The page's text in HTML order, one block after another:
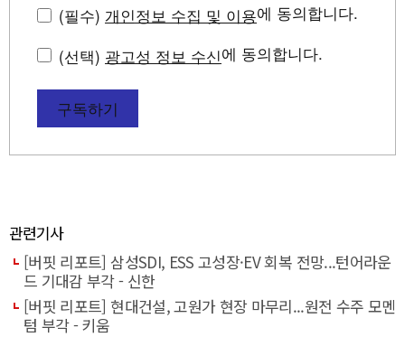
(필수) 개인정보 수집 및 이용에 동의합니다.
(선택) 광고성 정보 수신에 동의합니다.
구독하기
관련기사
[버핏 리포트] 삼성SDI, ESS 고성장·EV 회복 전망...턴어라운
드 기대감 부각 - 신한
[버핏 리포트] 현대건설, 고원가 현장 마무리...원전 수주 모멘
텀 부각 - 키움